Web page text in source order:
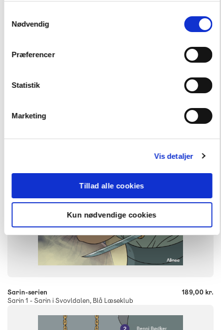
Nødvendig
Præferencer
Statistik
Marketing
Vis detaljer
Tillad alle cookies
Kun nødvendige cookies
Andre har også købt
FORMAT
ISBN
+
Sarin-serien
Sarin 1 - Sarin i Svovldalen, Blå Læseklub
189,00 kr.